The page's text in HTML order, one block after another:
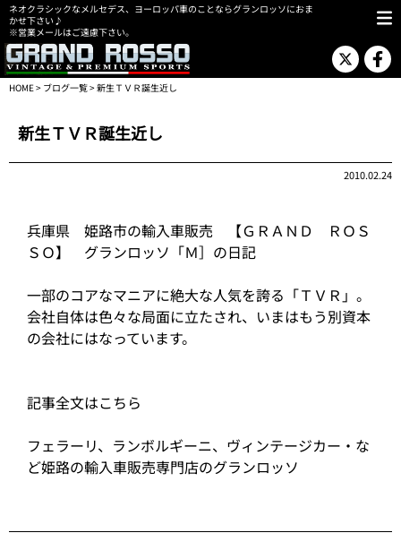
ネオクラシックなメルセデス、ヨーロッパ車のことならグランロッソにおま
かせ下さい♪
※営業メールはご遠慮下さい。
HOME> ブログ一覧> 新生ＴＶＲ誕生近し
新生ＴＶＲ誕生近し
2010.02.24
兵庫県 姫路市の輸入車販売 【ＧＲＡＮＤ ＲＯＳ
ＳＯ】 グランロッソ「Ｍ］の日記
一部のコアなマニアに絶大な人気を誇る「ＴＶＲ」。
会社自体は色々な局面に立たされ、いまはもう別資本
の会社にはなっています。
記事全文はこちら
フェラーリ、ランボルギーニ、ヴィンテージカー・な
ど姫路の輸入車販売専門店のグランロッソ